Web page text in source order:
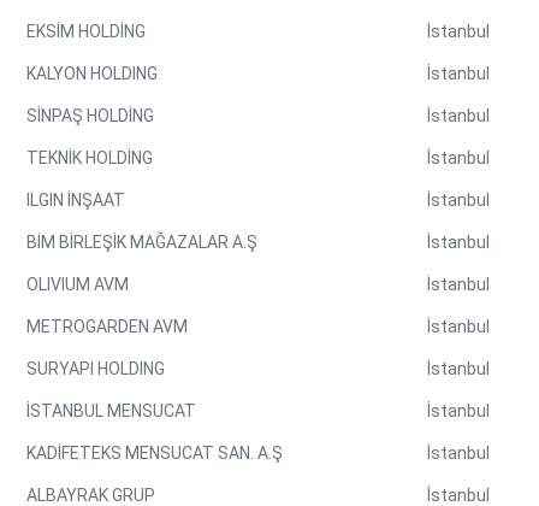
EKSİM HOLDİNG İstanbul
KALYON HOLDING İstanbul
SİNPAŞ HOLDİNG İstanbul
TEKNİK HOLDİNG İstanbul
ILGIN İNŞAAT İstanbul
BİM BİRLEŞİK MAĞAZALAR A.Ş İstanbul
OLIVIUM AVM İstanbul
METROGARDEN AVM İstanbul
SURYAPI HOLDING İstanbul
İSTANBUL MENSUCAT İstanbul
KADİFETEKS MENSUCAT SAN. A.Ş İstanbul
ALBAYRAK GRUP İstanbul